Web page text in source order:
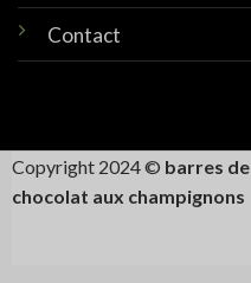
Contact
Copyright 2024 © barres de
chocolat aux champignons